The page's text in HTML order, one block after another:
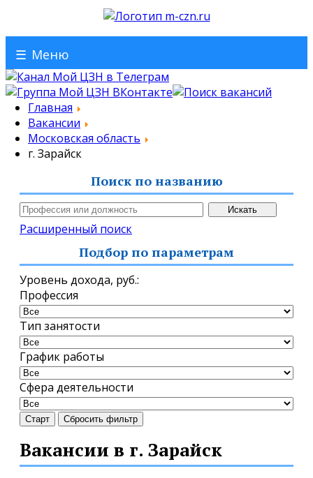
☰ Меню
Главная
Вакансии
Московская область
г. Зарайск
Поиск по названию
Расширенный поиск
Подбор по параметрам
Уровень дохода, руб.:
Профессия
Тип занятости
График работы
Сфера деятельности
Старт Сбросить фильтр
Вакансии в г. Зарайск